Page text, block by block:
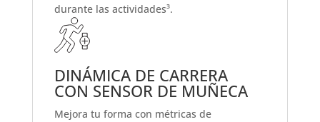
durante las actividades³.
DINÁMICA DE CARRERA
CON SENSOR DE MUÑECA
Mejora tu forma con métricas de